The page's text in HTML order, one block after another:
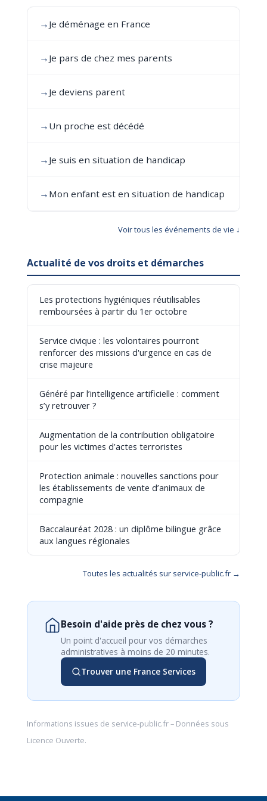
→ Je déménage en France
→ Je pars de chez mes parents
→ Je deviens parent
→ Un proche est décédé
→ Je suis en situation de handicap
→ Mon enfant est en situation de handicap
Voir tous les événements de vie ↓
Actualité de vos droits et démarches
Les protections hygiéniques réutilisables
remboursées à partir du 1er octobre
Service civique : les volontaires pourront
renforcer des missions d'urgence en cas de
crise majeure
Généré par l’intelligence artificielle : comment
s’y retrouver ?
Augmentation de la contribution obligatoire
pour les victimes d’actes terroristes
Protection animale : nouvelles sanctions pour
les établissements de vente d’animaux de
compagnie
Baccalauréat 2028 : un diplôme bilingue grâce
aux langues régionales
Toutes les actualités sur service-public.fr →
Besoin d'aide près de chez vous ?
Un point d'accueil pour vos démarches
administratives à moins de 20 minutes.
Trouver une France Services
Informations issues de service-public.fr– Données sous
Licence Ouverte.